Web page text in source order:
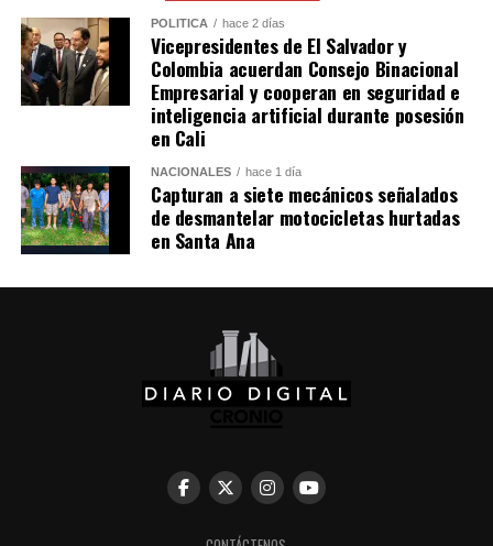
Sheinbaum también indicó que Chávez viajó a México en
un avión militar y calificó la entrega del salvoconducto
como «una acción de buena voluntad» de la presidenta
Keiko Fujimori.
Comparte esto:
Facebook X
Me gusta esto:
POLÍTICA hace 2 días
Vicepresidentes de El Salvador y
Colombia acuerdan Consejo Binacional
Empresarial y cooperan en seguridad e
inteligencia artificial durante posesión
en Cali
NACIONALES hace 1 día
Capturan a siete mecánicos señalados
de desmantelar motocicletas hurtadas
en Santa Ana